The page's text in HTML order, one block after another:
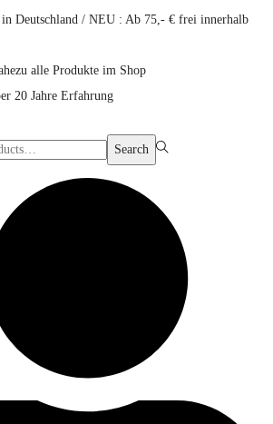
in Deutschland / NEU : Ab 75,- € frei innerhalb
alle Produkte im Shop
20 Jahre Erfahrung
Search